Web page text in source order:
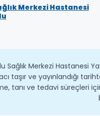
Merkezi Hastanesi
Sağlık Merkezi Hastanesi
taşır ve yayınlandığı
tanı ve tedavi süreçleri